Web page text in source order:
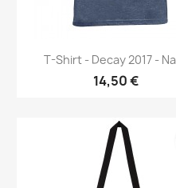
Vorschau
T-Shirt - Decay 2017 -
14,50 €